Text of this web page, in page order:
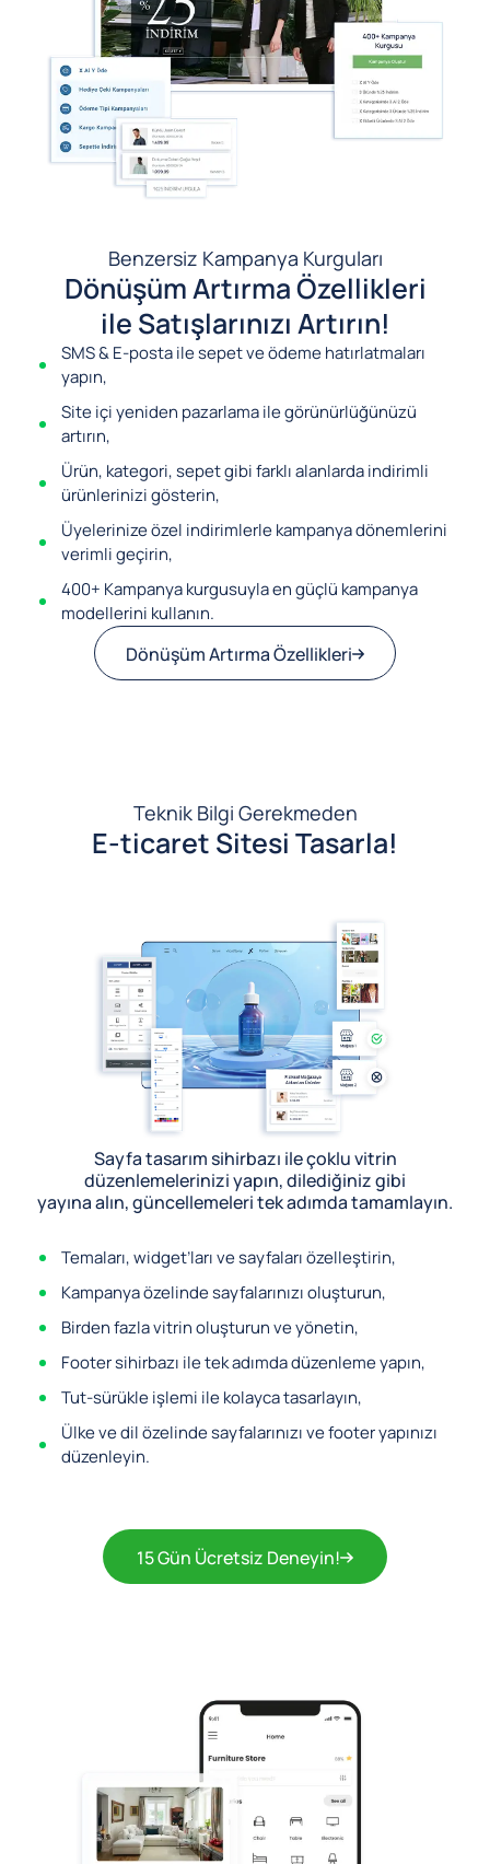
Benzersiz Kampanya Kurguları
Dönüşüm Artırma Özellikleri
ile Satışlarınızı Artırın!
SMS & E-posta ile sepet ve ödeme hatırlatmaları
yapın,
Site içi yeniden pazarlama ile görünürlüğünüzü
artırın,
Ürün, kategori, sepet gibi farklı alanlarda indirimli
ürünlerinizi gösterin,
Üyelerinize özel indirimlerle kampanya dönemlerini
verimli geçirin,
400+ Kampanya kurgusuyla en güçlü kampanya
modellerini kullanın.
Dönüşüm Artırma Özellikleri
Teknik Bilgi Gerekmeden
E-ticaret Sitesi Tasarla!
Sayfa tasarım sihirbazı ile çoklu vitrin
düzenlemelerinizi yapın, dilediğiniz gibi
yayına alın, güncellemeleri tek adımda tamamlayın.
Temaları, widget’ları ve sayfaları özelleştirin,
Kampanya özelinde sayfalarınızı oluşturun,
Birden fazla vitrin oluşturun ve yönetin,
Footer sihirbazı ile tek adımda düzenleme yapın,
Tut-sürükle işlemi ile kolayca tasarlayın,
Ülke ve dil özelinde sayfalarınızı ve footer yapınızı
düzenleyin.
15 Gün Ücretsiz Deneyin!